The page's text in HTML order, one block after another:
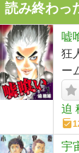
読み終わっ
嘘
狂
ー
迫
宇